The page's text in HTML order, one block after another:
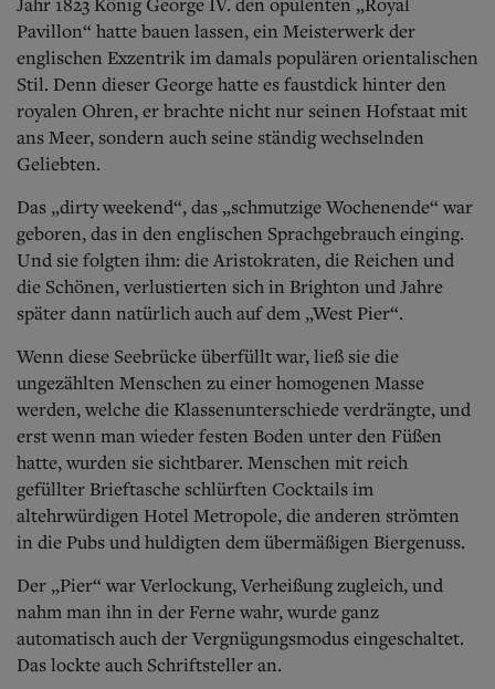
Jahr 1823 König George IV. den opulenten „Royal
Pavillon“ hatte bauen lassen, ein Meisterwerk der
englischen Exzentrik im damals populären orientalischen
Stil. Denn dieser George hatte es faustdick hinter den
royalen Ohren, er brachte nicht nur seinen Hofstaat mit
ans Meer, sondern auch seine ständig wechselnden
Geliebten.
Das „dirty weekend“, das „schmutzige Wochenende“ war
geboren, das in den englischen Sprachgebrauch einging.
Und sie folgten ihm: die Aristokraten, die Reichen und
die Schönen, verlustierten sich in Brighton und Jahre
später dann natürlich auch auf dem „West Pier“.
Wenn diese Seebrücke überfüllt war, ließ sie die
ungezählten Menschen zu einer homogenen Masse
werden, welche die Klassenunterschiede verdrängte, und
erst wenn man wieder festen Boden unter den Füßen
hatte, wurden sie sichtbarer. Menschen mit reich
gefüllter Brieftasche schlürften Cocktails im
altehrwürdigen Hotel Metropole, die anderen strömten
in die Pubs und huldigten dem übermäßigen Biergenuss.
Der „Pier“ war Verlockung, Verheißung zugleich, und
nahm man ihn in der Ferne wahr, wurde ganz
automatisch auch der Vergnügungsmodus eingeschaltet.
Das lockte auch Schriftsteller an.